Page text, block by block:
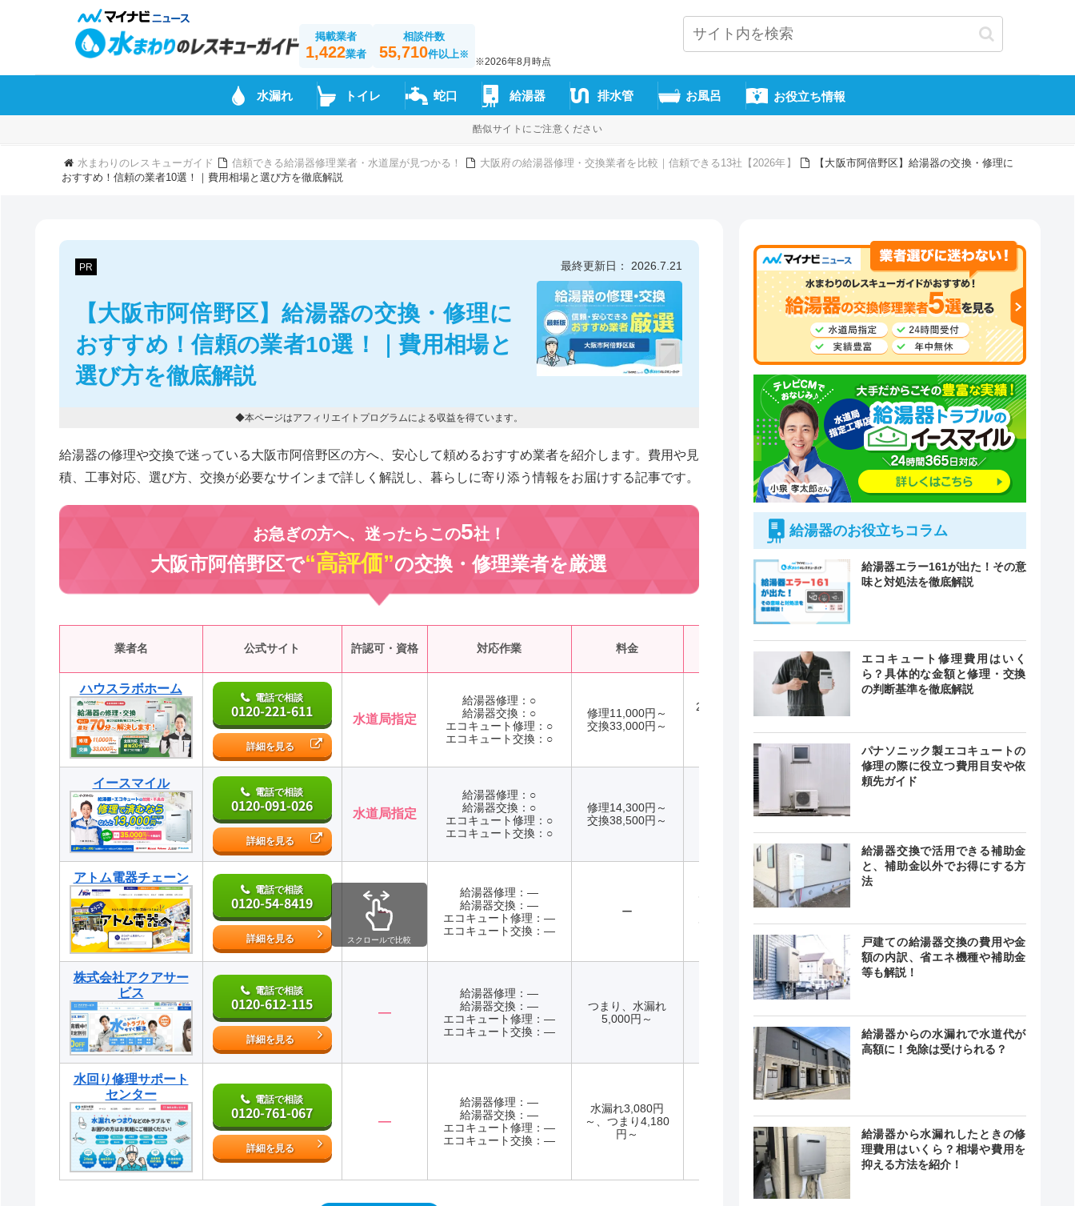
掲載業者
1,422業者
相談件数
55,710件以上※
※2026年8月時点
水漏れ トイレ 蛇口 給湯器 排水管 お風呂 お役立ち情報
酷似サイトにご注意ください
水まわりのレスキューガイド 信頼できる給湯器修理業者・水道屋が見つかる！ 大阪府の給湯器修理・交換業者を比較｜信頼できる13社【2026年】
【大阪市阿倍野区】給湯器の交換・修理に
おすすめ！信頼の業者10選！｜費用相場と選び方を徹底解説
PR
【大阪市阿倍野区】給湯器の交換・修理に
おすすめ！信頼の業者10選！｜費用相場と
選び方を徹底解説
最終更新日： 2026.7.21
◆本ページはアフィリエイトプログラムによる収益を得ています。
給湯器の修理や交換で迷っている大阪市阿倍野区の方へ、安心して頼めるおすすめ業者を紹介します。費用や見
積、工事対応、選び方、交換が必要なサインまで詳しく解説し、暮らしに寄り添う情報をお届けする記事です。
お急ぎの方へ、迷ったらこの5社！
大阪市阿倍野区で“高評価”の交換・修理業者を厳選
業者名 公式サイト 許認可・資格 対応作業 料金 緊急駆けつけ
ハウスラボホーム
電話で相談
0120-221-611
詳細を見る
水道局指定
給湯器修理：○
給湯器交換：○
エコキュート修理：○
エコキュート交換：○
修理11,000円～
交換33,000円～
24時間 年中
最短20分
イースマイル
電話で相談
0120-091-026
詳細を見る
水道局指定
給湯器修理：○
給湯器交換：○
エコキュート修理：○
エコキュート交換：○
修理14,300円～
交換38,500円～
最短20分
アトム電器チェーン
電話で相談
0120-54-8419
詳細を見る
―
給湯器修理：―
給湯器交換：―
エコキュート修理：―
エコキュート交換：―
ー ー
株式会社アクアサー
ビス
電話で相談
0120-612-115
詳細を見る
―
給湯器修理：―
給湯器交換：―
エコキュート修理：―
エコキュート交換：―
つまり、水漏れ
5,000円～
記載なし
水回り修理サポート
センター
電話で相談
0120-761-067
詳細を見る
―
給湯器修理：―
給湯器交換：―
エコキュート修理：―
エコキュート交換：―
水漏れ3,080円
～、つまり4,180
円～
スクロールで比較
給湯器のお役立ちコラム
給湯器エラー161が出た！その意
味と対処法を徹底解説
エコキュート修理費用はいく
ら？具体的な金額と修理・交換
の判断基準を徹底解説
パナソニック製エコキュートの
修理の際に役立つ費用目安や依
頼先ガイド
給湯器交換で活用できる補助金
と、補助金以外でお得にする方
法
戸建ての給湯器交換の費用や金
額の内訳、省エネ機種や補助金
等も解説！
給湯器からの水漏れで水道代が
高額に！免除は受けられる？
給湯器から水漏れしたときの修
理費用はいくら？相場や費用を
抑える方法を紹介！